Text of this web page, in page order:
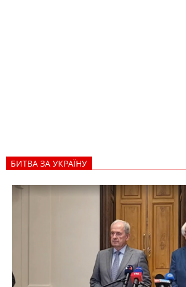
БИТВА ЗА УКРАЇНУ